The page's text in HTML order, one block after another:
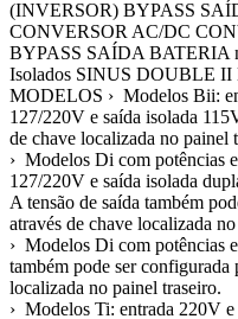
(INVERSOR) BYPASS
CONVERSOR AC/DC
BYPASS SAÍDA BATERIA
Isolados SINUS DOUBLE
MODELOS › Modelos Bii:
127/220V e saída isolada
de chave localizada no painel
› Modelos Di com potências
127/220V e saída isolada
A tensão de saída também
através de chave localizada
› Modelos Di com potências
também pode ser
localizada no painel traseiro.
› Modelos Ti: entrada 220V